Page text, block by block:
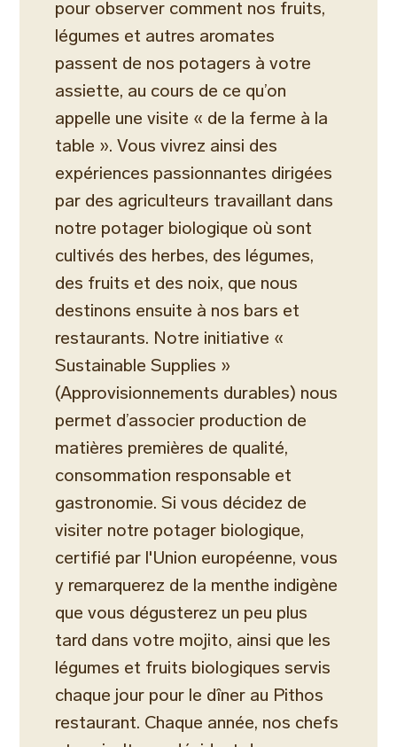
pour observer comment nos fruits,
légumes et autres aromates
passent de nos potagers à votre
assiette, au cours de ce qu’on
appelle une visite « de la ferme à la
table ». Vous vivrez ainsi des
expériences passionnantes dirigées
par des agriculteurs travaillant dans
notre potager biologique où sont
cultivés des herbes, des légumes,
des fruits et des noix, que nous
destinons ensuite à nos bars et
restaurants. Notre initiative «
Sustainable Supplies »
(Approvisionnements durables) nous
permet d’associer production de
matières premières de qualité,
consommation responsable et
gastronomie. Si vous décidez de
visiter notre potager biologique,
certifié par l'Union européenne, vous
y remarquerez de la menthe indigène
que vous dégusterez un peu plus
tard dans votre mojito, ainsi que les
légumes et fruits biologiques servis
chaque jour pour le dîner au Pithos
restaurant. Chaque année, nos chefs